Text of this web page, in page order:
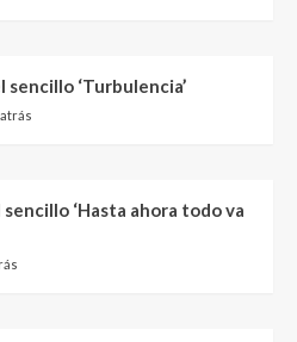
sencillo ‘Turbulencia’
sencillo ‘Hasta ahora todo va